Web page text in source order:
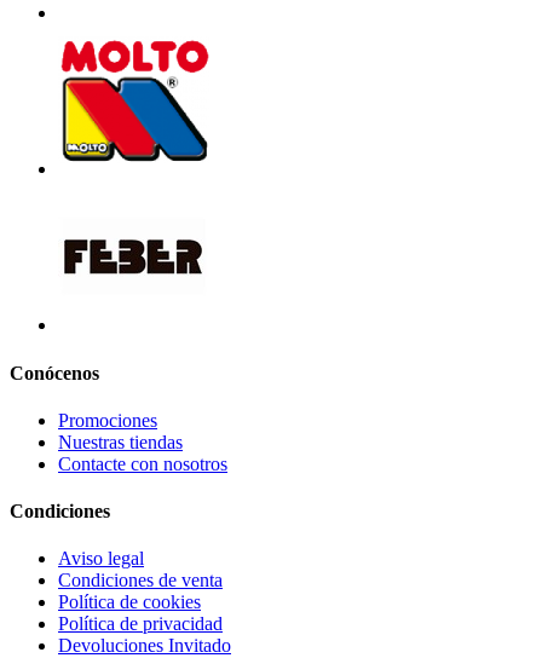
Conócenos
Promociones
Nuestras tiendas
Contacte con nosotros
Condiciones
Aviso legal
Condiciones de venta
Política de cookies
Política de privacidad
Devoluciones Invitado